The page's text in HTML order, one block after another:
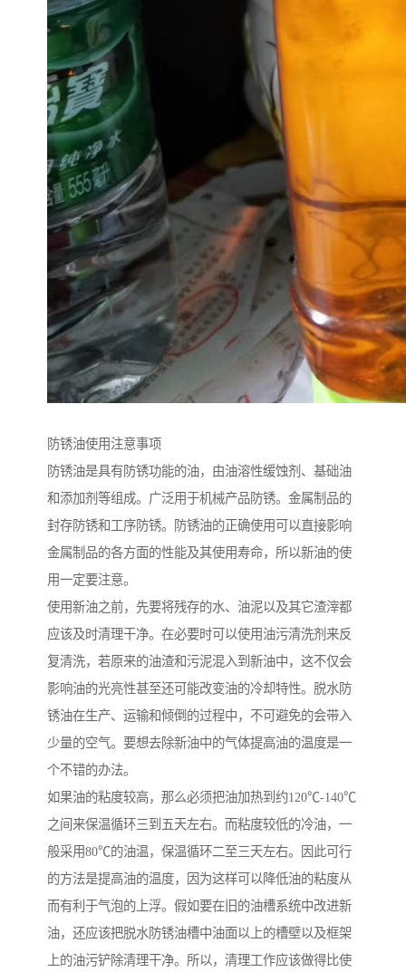
防锈油使用注意事项
防锈油是具有防锈功能的油，由油溶性缓蚀剂、基础油
和添加剂等组成。广泛用于机械产品防锈。金属制品的
封存防锈和工序防锈。防锈油的正确使用可以直接影响
金属制品的各方面的性能及其使用寿命，所以新油的使
用一定要注意。
使用新油之前，先要将残存的水、油泥以及其它渣滓都
应该及时清理干净。在必要时可以使用油污清洗剂来反
复清洗，若原来的油渣和污泥混入到新油中，这不仅会
影响油的光亮性甚至还可能改变油的冷却特性。脱水防
锈油在生产、运输和倾倒的过程中，不可避免的会带入
少量的空气。要想去除新油中的气体提高油的温度是一
个不错的办法。
如果油的粘度较高，那么必须把油加热到约120℃-140℃
之间来保温循环三到五天左右。而粘度较低的冷油，一
般采用80℃的油温，保温循环二至三天左右。因此可行
的方法是提高油的温度，因为这样可以降低油的粘度从
而有利于气泡的上浮。假如要在旧的油槽系统中改进新
油，还应该把脱水防锈油槽中油面以上的槽壁以及框架
上的油污铲除清理干净。所以，清理工作应该做得比使